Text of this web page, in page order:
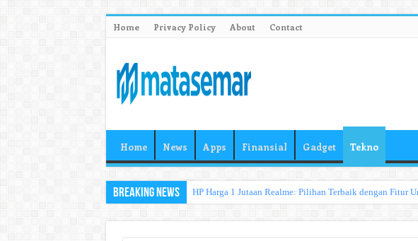
Home Privacy Policy About Contact
Home News Apps Finansial Gadget Tekno
Breaking News HP Harga 1 Jutaan Realme: Pilihan Terbaik dengan Fitur